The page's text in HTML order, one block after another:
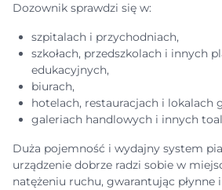
Dozownik sprawdzi się w:
szpitalach i przychodniach,
szkołach, przedszkolach i innych
edukacyjnych,
biurach,
hotelach, restauracjach i lokalach
galeriach handlowych i innych
Duża pojemność i wydajny system
urządzenie dobrze radzi sobie w
natężeniu ruchu, gwarantując